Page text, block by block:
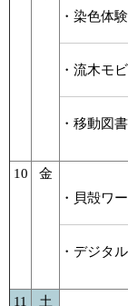
・染色体
・流木モ
・移動図
10
金
・貝殻ワ
・デジタ
11
土